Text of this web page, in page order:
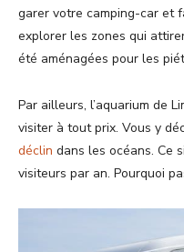
garer votre camping-car et
explorer les zones qui
été aménagées pour les
Par ailleurs, l’aquarium de
visiter à tout prix. Vous y
déclin dans les océans. Ce
visiteurs par an. Pourquoi